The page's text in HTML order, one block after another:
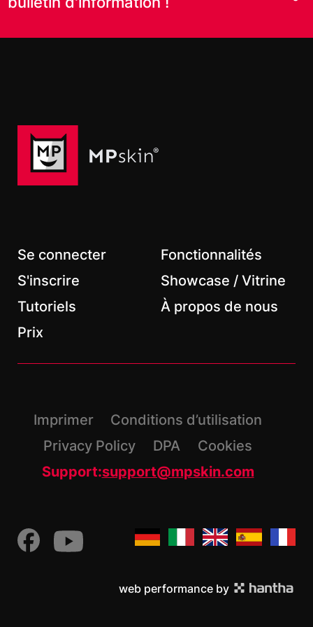
Nom de famille
*Champs obligatoires
Se connecter
S'inscrire
Fonctionnalités
Showcase / Vitrine
Tutoriels
Prix
À propos de nous
Imprimer
Conditions d’utilisation
Privacy Policy
DPA
Cookies
Support:support@mpskin.com
web performance by